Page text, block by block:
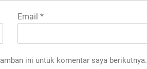
Email*
ini untuk komentar saya berikutnya.